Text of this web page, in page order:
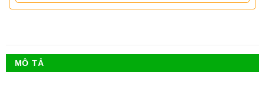
MÔ TẢ